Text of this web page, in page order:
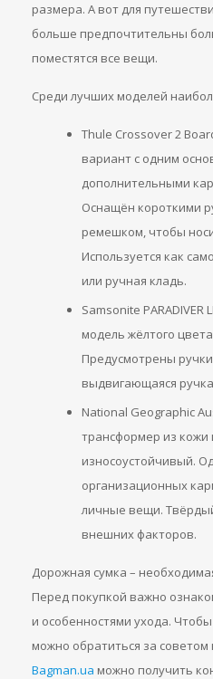
размера. А вот для
больше предпочтительны
поместятся все вещи.
Среди лучших моделей
Thule Crossover 2
вариант с одним
дополнительными
Оснащён короткими
ремешком, чтобы
Используется как
или ручная кладь.
Samsonite PARADIVER
модель жёлтого
Предусмотрены ручки
выдвигающаяся
National Geographic
трансформер из кожи
износоустойчивый.
организационных
личные вещи.
внешних факторов.
Дорожная сумка –
Перед покупкой важно
и особенностями ухода.
можно обратиться за советом
Bagman.ua можно получить